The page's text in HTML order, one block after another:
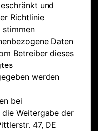
und
Richtlinie
stimmen
Daten
Betreiber dieses
werden
bei
Weitergabe der
47, DE